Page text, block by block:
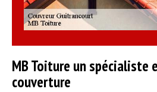
MB Toiture un spécialiste
couverture